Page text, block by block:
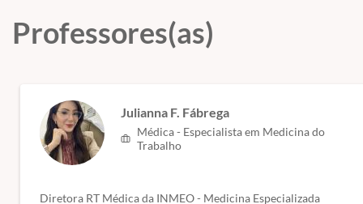
Professores(as)
Julianna F. Fábrega
Médica - Especialista em Medicina do
Trabalho
Diretora RT Médica da INMEO - Medicina Especializada